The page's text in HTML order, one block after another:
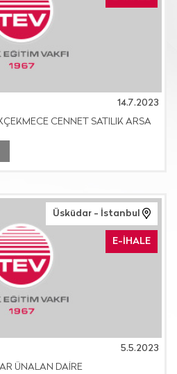
14.7.2023
CENNET SATILIK ARSA
Üsküdar - İstanbul
E-İHALE
5.5.2023
ÜNALAN DAİRE